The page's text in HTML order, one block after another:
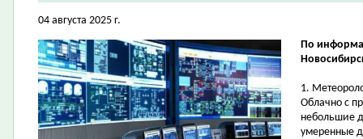
04 августа 2025 г.
По
1.
Облачно с
небольшие
умеренные